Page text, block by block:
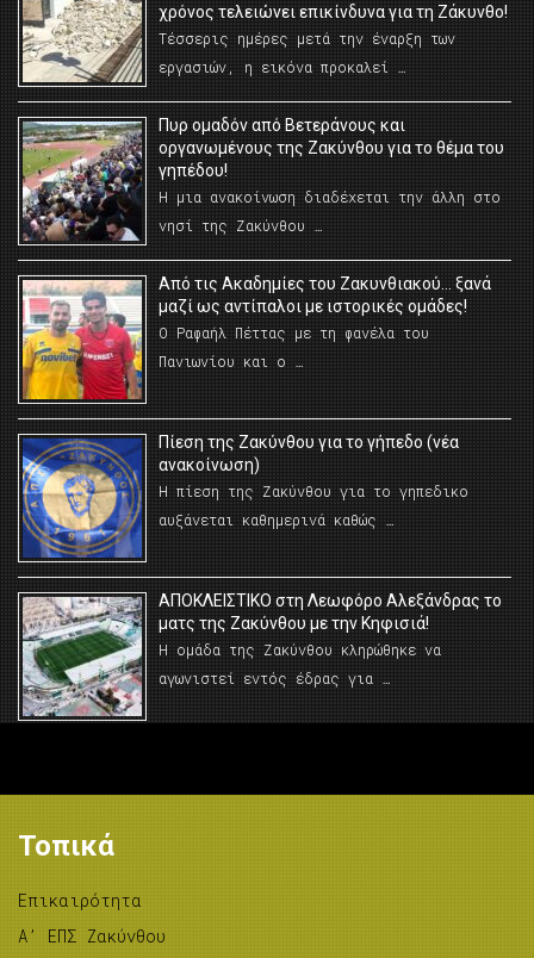
χρόνος τελειώνει επικίνδυνα για τη Ζάκυνθο!
Τέσσερις ημέρες μετά την έναρξη των
εργασιών, η εικόνα προκαλεί …
Πυρ ομαδόν από Βετεράνους και
οργανωμένους της Ζακύνθου για το θέμα του
γηπέδου!
Η μια ανακοίνωση διαδέχεται την άλλη στο
νησί της Ζακύνθου …
Από τις Ακαδημίες του Ζακυνθιακού… ξανά
μαζί ως αντίπαλοι με ιστορικές ομάδες!
Ο Ραφαήλ Πέττας με τη φανέλα του
Πανιωνίου και ο …
Πίεση της Ζακύνθου για το γήπεδο (νέα
ανακοίνωση)
Η πίεση της Ζακύνθου για το γηπεδικο
αυξάνεται καθημερινά καθώς …
AΠΟΚΛΕΙΣΤΙΚΟ στη Λεωφόρο Αλεξάνδρας το
ματς της Ζακύνθου με την Κηφισιά!
Η ομάδα της Ζακύνθου κληρώθηκε να
αγωνιστεί εντός έδρας για …
Τοπικά
Επικαιρότητα
A’ ΕΠΣ Ζακύνθου